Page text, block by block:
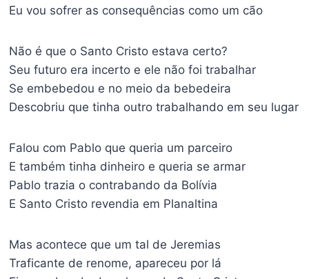
Eu vou sofrer as consequências como um cão
Não é que o Santo Cristo estava certo?
Seu futuro era incerto e ele não foi trabalhar
Se embebedou e no meio da bebedeira
Descobriu que tinha outro trabalhando em seu lugar
Falou com Pablo que queria um parceiro
E também tinha dinheiro e queria se armar
Pablo trazia o contrabando da Bolívia
E Santo Cristo revendia em Planaltina
Mas acontece que um tal de Jeremias
Traficante de renome, apareceu por lá